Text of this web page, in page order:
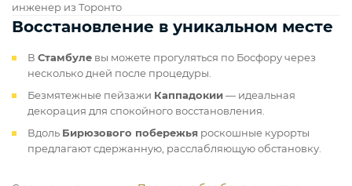
инженер из Торонто
Восстановление в уникальном месте
В Стамбуле вы можете прогуляться по Босфору через
несколько дней после процедуры.
Безмятежные пейзажи Каппадокии— идеальная
декорация для спокойного восстановления.
Вдоль Бирюзового побережья роскошные курорты
предлагают сдержанную, расслабляющую обстановку.